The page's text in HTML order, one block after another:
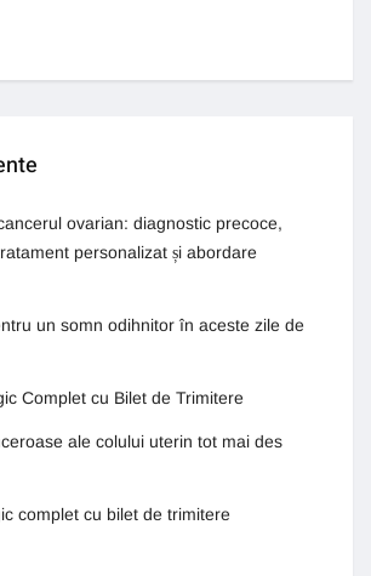
ovarian: diagnostic precoce,
personalizat și abordare
un somn odihnitor în aceste zile de
Complet cu Bilet de Trimitere
ale colului uterin tot mai des
complet cu bilet de trimitere